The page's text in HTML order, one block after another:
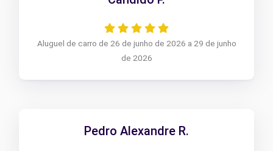
Aluguel de carro de 26 de junho de 2026 a 29 de junho
de 2026
Pedro Alexandre R.